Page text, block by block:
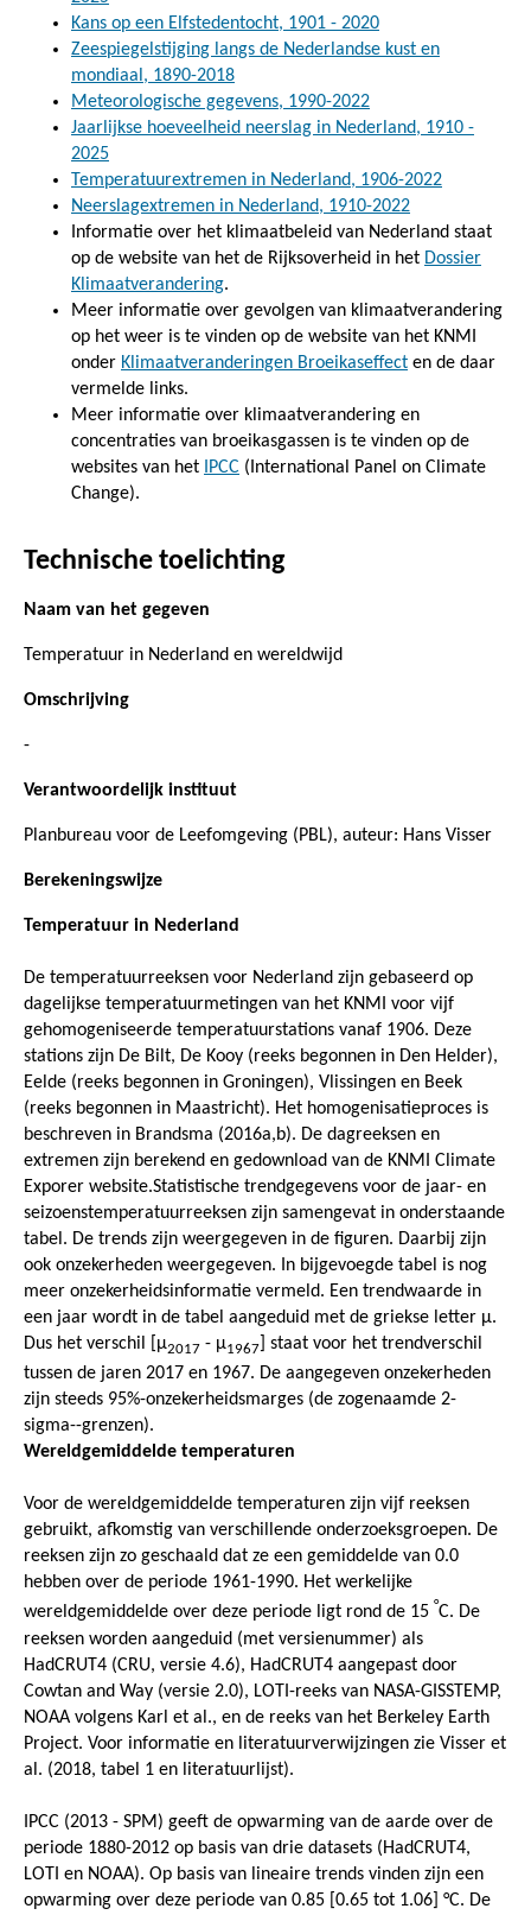
Kans op een Elfstedentocht, 1901 - 2020
Zeespiegelstijging langs de Nederlandse kust en
mondiaal, 1890-2018
Meteorologische gegevens, 1990-2022
Jaarlijkse hoeveelheid neerslag in Nederland, 1910 -
2025
Temperatuurextremen in Nederland, 1906-2022
Neerslagextremen in Nederland, 1910-2022
Informatie over het klimaatbeleid van Nederland staat
op de website van het de Rijksoverheid in het Dossier
Klimaatverandering.
Meer informatie over gevolgen van klimaatverandering
op het weer is te vinden op de website van het KNMI
onder Klimaatveranderingen Broeikaseffect en de daar
vermelde links.
Meer informatie over klimaatverandering en
concentraties van broeikasgassen is te vinden op de
websites van het IPCC (International Panel on Climate
Change).
Technische toelichting
Naam van het gegeven
Temperatuur in Nederland en wereldwijd
Omschrijving
-
Verantwoordelijk instituut
Planbureau voor de Leefomgeving (PBL), auteur: Hans Visser
Berekeningswijze
Temperatuur in Nederland
De temperatuurreeksen voor Nederland zijn gebaseerd op
dagelijkse temperatuurmetingen van het KNMI voor vijf
gehomogeniseerde temperatuurstations vanaf 1906. Deze
stations zijn De Bilt, De Kooy (reeks begonnen in Den Helder),
Eelde (reeks begonnen in Groningen), Vlissingen en Beek
(reeks begonnen in Maastricht). Het homogenisatieproces is
beschreven in Brandsma (2016a,b). De dagreeksen en
extremen zijn berekend en gedownload van de KNMI Climate
Exporer website.Statistische trendgegevens voor de jaar- en
seizoenstemperatuurreeksen zijn samengevat in onderstaande
tabel. De trends zijn weergegeven in de figuren. Daarbij zijn
ook onzekerheden weergegeven. In bijgevoegde tabel is nog
meer onzekerheidsinformatie vermeld. Een trendwaarde in
een jaar wordt in de tabel aangeduid met de griekse letter μ.
Dus het verschil [μ2017 - μ1967
] staat voor het trendverschil
tussen de jaren 2017 en 1967. De aangegeven onzekerheden
zijn steeds 95%-onzekerheidsmarges (de zogenaamde 2-
sigma--grenzen).
Wereldgemiddelde temperaturen
Voor de wereldgemiddelde temperaturen zijn vijf reeksen
gebruikt, afkomstig van verschillende onderzoeksgroepen. De
reeksen zijn zo geschaald dat ze een gemiddelde van 0.0
hebben over de periode 1961-1990. Het werkelijke
wereldgemiddelde over deze periode ligt rond de 15 °C. De
reeksen worden aangeduid (met versienummer) als
HadCRUT4 (CRU, versie 4.6), HadCRUT4 aangepast door
Cowtan and Way (versie 2.0), LOTI-reeks van NASA-GISSTEMP,
NOAA volgens Karl et al., en de reeks van het Berkeley Earth
Project. Voor informatie en literatuurverwijzingen zie Visser et
al. (2018, tabel 1 en literatuurlijst).
IPCC (2013 - SPM) geeft de opwarming van de aarde over de
periode 1880-2012 op basis van drie datasets (HadCRUT4,
LOTI en NOAA). Op basis van lineaire trends vinden zijn een
opwarming over deze periode van 0.85 [0.65 tot 1.06] °C. De